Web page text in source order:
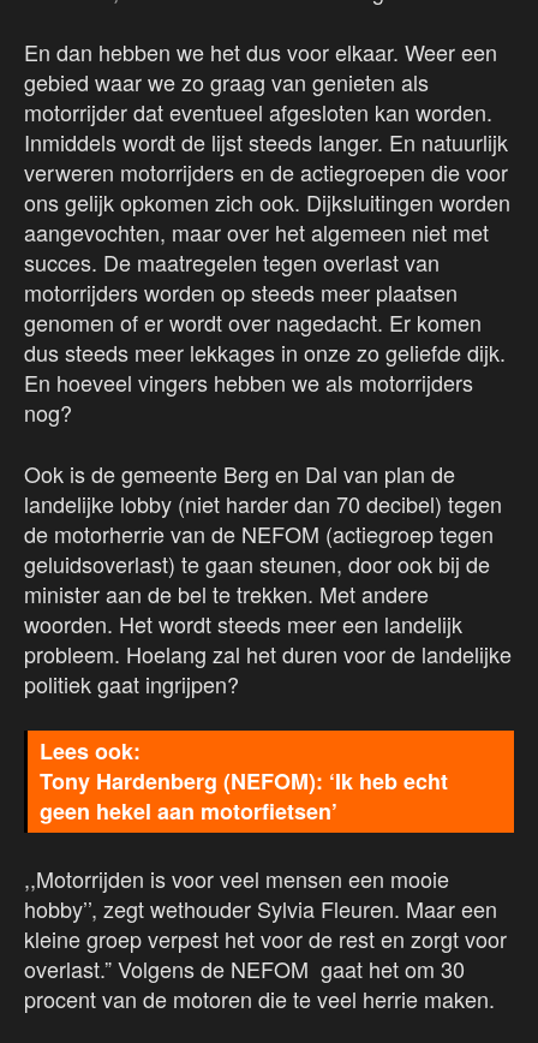
En dan hebben we het dus voor elkaar. Weer een
gebied waar we zo graag van genieten als
motorrijder dat eventueel afgesloten kan worden.
Inmiddels wordt de lijst steeds langer. En natuurlijk
verweren motorrijders en de actiegroepen die voor
ons gelijk opkomen zich ook. Dijksluitingen worden
aangevochten, maar over het algemeen niet met
succes. De maatregelen tegen overlast van
motorrijders worden op steeds meer plaatsen
genomen of er wordt over nagedacht. Er komen
dus steeds meer lekkages in onze zo geliefde dijk.
En hoeveel vingers hebben we als motorrijders
nog?
Ook is de gemeente Berg en Dal van plan de
landelijke lobby (niet harder dan 70 decibel) tegen
de motorherrie van de NEFOM (actiegroep tegen
geluidsoverlast) te gaan steunen, door ook bij de
minister aan de bel te trekken. Met andere
woorden. Het wordt steeds meer een landelijk
probleem. Hoelang zal het duren voor de landelijke
politiek gaat ingrijpen?
Tony Hardenberg (NEFOM): ‘Ik heb echt
geen hekel aan motorfietsen’
,,Motorrijden is voor veel mensen een mooie
hobby’’, zegt wethouder Sylvia Fleuren. Maar een
kleine groep verpest het voor de rest en zorgt voor
overlast.” Volgens de NEFOM gaat het om 30
procent van de motoren die te veel herrie maken.